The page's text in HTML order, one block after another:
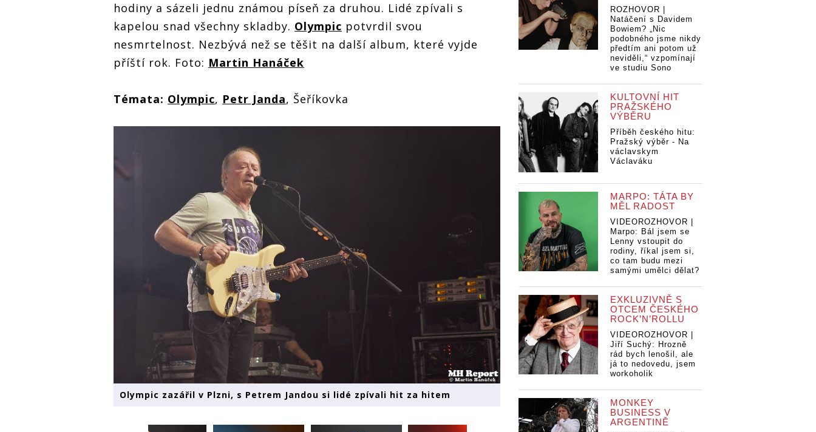
hodiny a sázeli jednu známou píseň za druhou. Lidé zpívali s
kapelou snad všechny skladby. Olympic potvrdil svou
nesmrtelnost. Nezbývá než se těšit na další album, které vyjde
příští rok. Foto: Martin Hanáček
Témata: Olympic, Petr Janda, Šeříkovka
Olympic zazářil v Plzni, s Petrem Jandou si lidé zpívali hit za hitem
ROZHOVOR |
Natáčení s Davidem
Bowiem? „Nic
podobného jsme nikdy
předtím ani potom už
neviděli,“ vzpomínají
ve studiu Sono
KULTOVNÍ HIT
PRAŽSKÉHO
VÝBĚRU
Příběh českého hitu:
Pražský výběr - Na
václavskym
Václaváku
MARPO: TÁTA BY
MĚL RADOST
VIDEOROZHOVOR |
Marpo: Bál jsem se
Lenny vstoupit do
rodiny, říkal jsem si,
co tam budu mezi
samými umělci dělat?
EXKLUZIVNĚ S
OTCEM ČESKÉHO
ROCK’N’ROLLU
VIDEOROZHOVOR |
Jiří Suchý: Hrozně
rád bych lenošil, ale
já to nedovedu, jsem
workoholik
MONKEY
BUSINESS V
ARGENTINĚ